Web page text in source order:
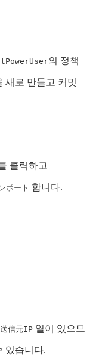
의 정책
새로 만들고 커밋
클릭하고
ポート 합니다.
送信元IP 열이 있으므
있습니다.